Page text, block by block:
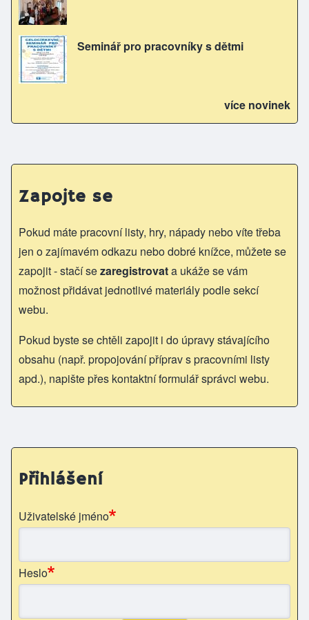
Seminář pro pracovníky s dětmi
více novinek
Zapojte se
Pokud máte pracovní listy, hry, nápady nebo víte třeba
jen o zajímavém odkazu nebo dobré knížce, můžete se
zapojit - stačí sezaregistrovata ukáže se vám
možnost přidávat jednotlivé materiály podle sekcí
webu.
Pokud byste se chtěli zapojit i do úpravy stávajícího
obsahu (např. propojování příprav s pracovními listy
apd.), napište přes kontaktní formulář správci webu.
Přihlášení
Uživatelské jméno
Heslo